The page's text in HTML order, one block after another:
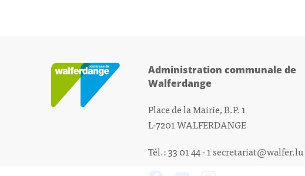
Administration communale de
Walferdange
Place de la Mairie, B.P. 1
L-7201 WALFERDANGE
Tél.: 33 01 44 - 1secretariat@walfer.lu